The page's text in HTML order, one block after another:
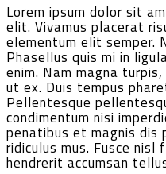
Lorem ipsum dolor sit
elit. Vivamus placerat
elementum elit semper.
Phasellus quis mi in
enim. Nam magna
ut ex. Duis tempus
Pellentesque
condimentum nisi
penatibus et magnis
ridiculus mus. Fusce
hendrerit accumsan